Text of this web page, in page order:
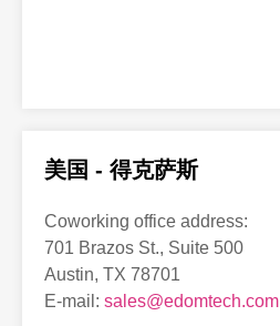
美国 - 得克萨斯
Coworking office address:
701 Brazos St., Suite 500
Austin, TX 78701
E-mail: sales@edomtech.com